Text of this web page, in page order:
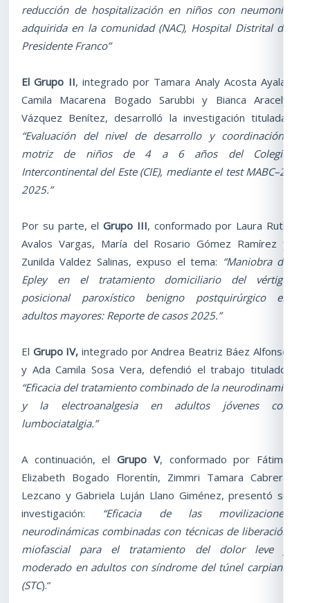
reducción de hospitalización en niños con neumonía
adquirida en la comunidad (NAC), Hospital Distrital de
Presidente Franco”
El Grupo II, integrado por Tamara Analy Acosta Ayala,
Camila Macarena Bogado Sarubbi y Bianca Aracely
Vázquez Benítez, desarrolló la investigación titulada:
“Evaluación del nivel de desarrollo y coordinación
motriz de niños de 4 a 6 años del Colegio
Intercontinental del Este (CIE), mediante el test MABC–2,
2025.”
Por su parte, elGrupo III, conformado por Laura Ruth
Avalos Vargas, María del Rosario Gómez Ramírez y
Zunilda Valdez Salinas, expuso el tema: “Maniobra de
Epley en el tratamiento domiciliario del vértigo
posicional paroxístico benigno postquirúrgico en
adultos mayores: Reporte de casos 2025.”
El Grupo IV, integrado por Andrea Beatriz Báez Alfonso
y Ada Camila Sosa Vera, defendió el trabajo titulado:
“Eficacia del tratamiento combinado de la neurodinamia
y la electroanalgesia en adultos jóvenes con
lumbociatalgia.”
A continuación, elGrupo V, conformado por Fátima
Elizabeth Bogado Florentín, Zimmri Tamara Cabrera
Lezcano y Gabriela Luján Llano Giménez, presentó su
investigación: “Eficacia de las movilizaciones
neurodinámicas combinadas con técnicas de liberación
miofascial para el tratamiento del dolor leve y
moderado en adultos con síndrome del túnel carpiano
(STC).”